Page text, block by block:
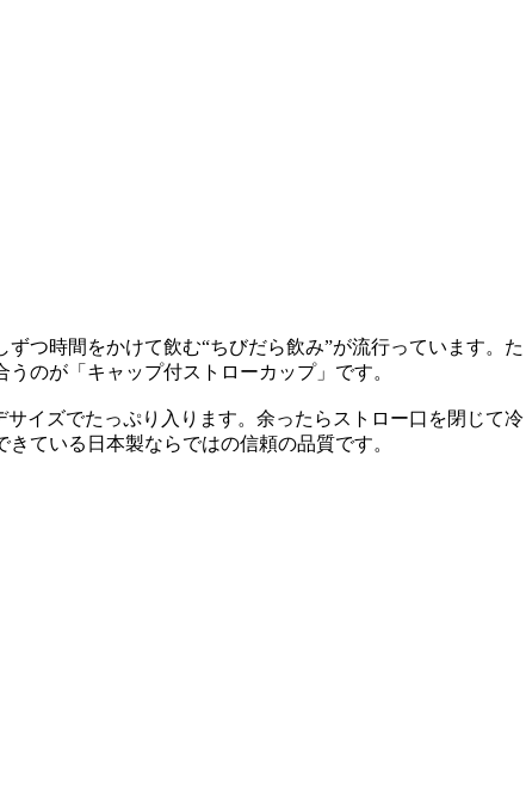
つ時間をかけて飲む“ちびだら飲み”が流行っています。た
のが「キャップ付ストローカップ」です。
イズでたっぷり入ります。余ったらストロー口を閉じて冷
ている日本製ならではの信頼の品質です。